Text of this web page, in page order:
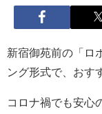
新宿御苑前の「ロ
ング形式で、おす
コロナ禍でも安心